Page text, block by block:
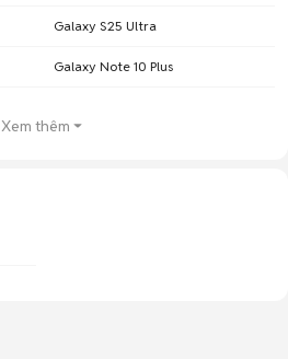
Galaxy S25 Ultra
Galaxy Note 10 Plus
Xem thêm